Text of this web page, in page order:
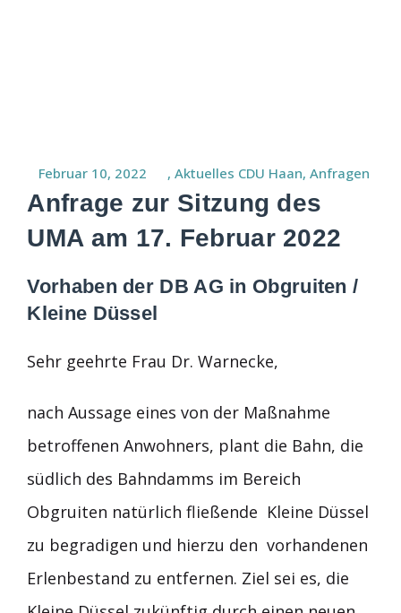
Februar 10, 2022 , Aktuelles CDU Haan, Anfragen
Anfrage zur Sitzung des
UMA am 17. Februar 2022
Vorhaben der DB AG in Obgruiten /
Kleine Düssel
Sehr geehrte Frau Dr. Warnecke,
nach Aussage eines von der Maßnahme
betroffenen Anwohners, plant die Bahn, die
südlich des Bahndamms im Bereich
Obgruiten natürlich fließende Kleine Düssel
zu begradigen und hierzu den vorhandenen
Erlenbestand zu entfernen. Ziel sei es, die